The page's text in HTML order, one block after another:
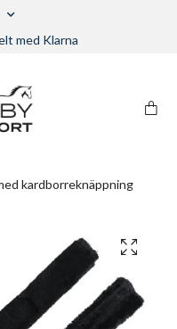
med Klarna
kardborreknäppning